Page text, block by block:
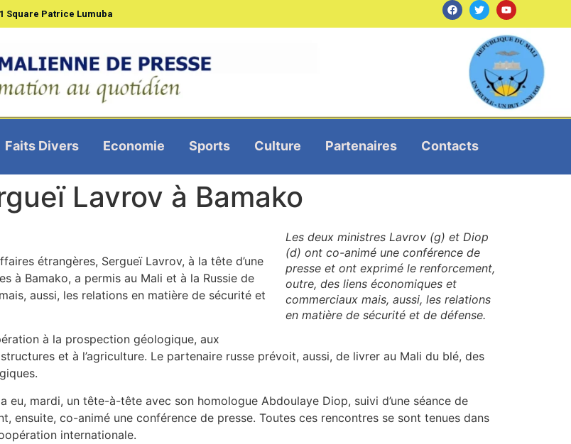
Square Patrice Lumuba
Faits Divers Economie Sports Culture Partenaires Contacts
Lavrov à Bamako
Les deux ministres Lavrov (g) et Diop
(d) ont co-animé une conférence de
presse et ont exprimé le renforcement,
outre, des liens économiques et
commerciaux mais, aussi, les relations
en matière de sécurité et de défense.
étrangères, Sergueï Lavrov, à la tête d’une
à Bamako, a permis au Mali et à la Russie de
aussi, les relations en matière de sécurité et
à la prospection géologique, aux
et à l’agriculture. Le partenaire russe prévoit, aussi, de livrer au Mali du blé, des
mardi, un tête-à-tête avec son homologue Abdoulaye Diop, suivi d’une séance de
ensuite, co-animé une conférence de presse. Toutes ces rencontres se sont tenues dans
internationale.